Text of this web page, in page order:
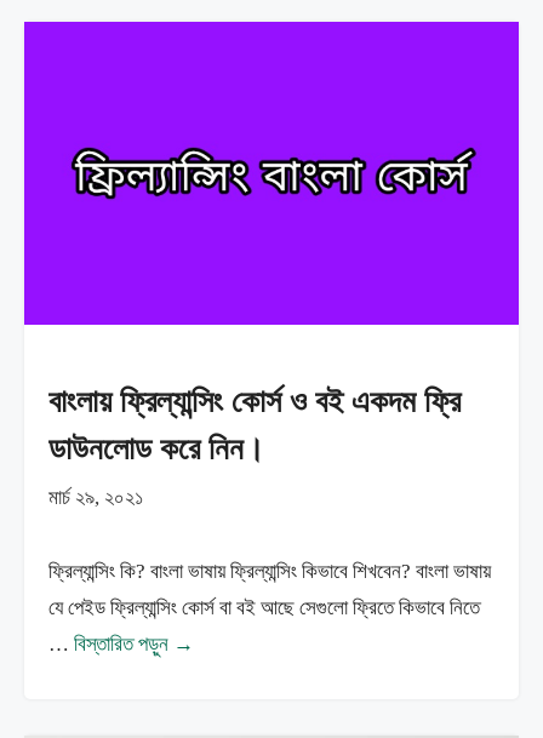
বাংলায় ফ্রিল্যান্সিং কোর্স ও বই একদম ফ্রি
ডাউনলোড করে নিন।
মার্চ ২৯, ২০২১
ফ্রিল্যান্সিং কি? বাংলা ভাষায় ফ্রিল্যান্সিং কিভাবে শিখবেন? বাংলা ভাষায়
যে পেইড ফ্রিল্যান্সিং কোর্স বা বই আছে সেগুলো ফ্রিতে কিভাবে নিতে
… বিস্তারিত পড়ুন →